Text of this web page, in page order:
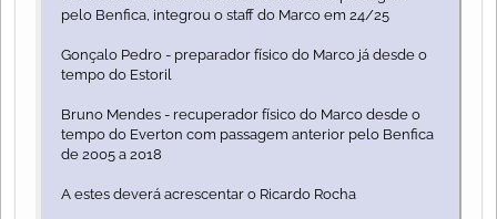
pelo Benfica, integrou o staff do Marco em 24/25
Gonçalo Pedro - preparador físico do Marco já desde o
tempo do Estoril
Bruno Mendes - recuperador físico do Marco desde o
tempo do Everton com passagem anterior pelo Benfica
de 2005 a 2018
A estes deverá acrescentar o Ricardo Rocha